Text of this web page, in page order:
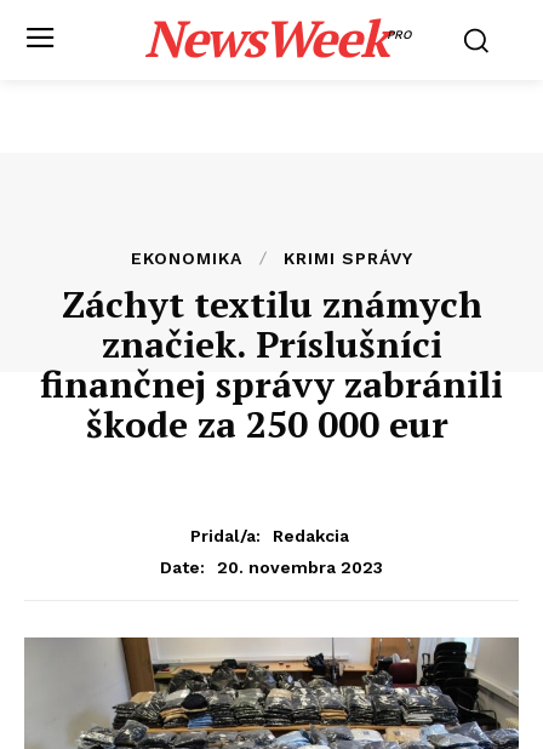
NewsWeekPRO
EKONOMIKA KRIMI SPRÁVY
Záchyt textilu známych
značiek. Príslušníci
finančnej správy zabránili
škode za 250 000 eur
Pridal/a:
Redakcia
Date:
20. novembra 2023